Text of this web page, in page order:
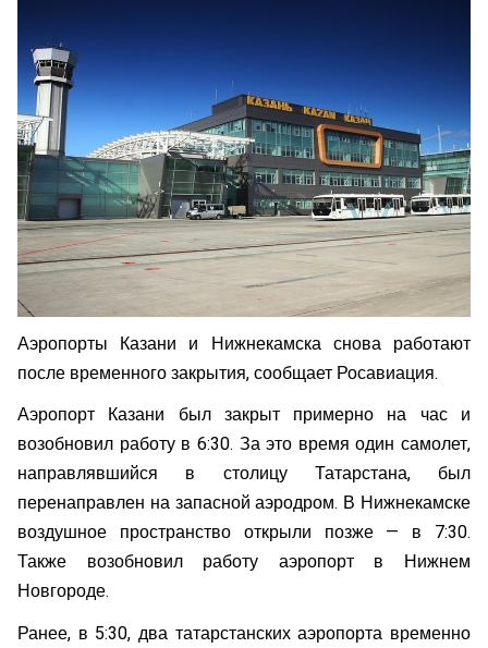
Аэропорты Казани и Нижнекамска снова работают
после временного закрытия, сообщает Росавиация.
Аэропорт Казани был закрыт примерно на час и
возобновил работу в 6:30. За это время один самолет,
направлявшийся в столицу Татарстана, был
перенаправлен на запасной аэродром. В Нижнекамске
воздушное пространство открыли позже — в 7:30.
Также возобновил работу аэропорт в Нижнем
Новгороде.
Ранее, в 5:30, два татарстанских аэропорта временно